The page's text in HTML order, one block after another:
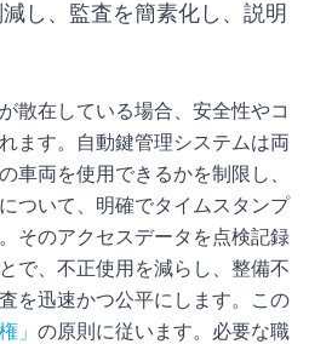
し、監査を簡素化し、説明
散在している場合、安全性やコ
ます。自動鍵管理システムは両
車両を使用できるかを制限し、
ついて、明確でタイムスタンプ
そのアクセスデータを点検記録
で、不正使用を減らし、整備不
を迅速かつ公平にします。この
」 の原則に従います。必要な職